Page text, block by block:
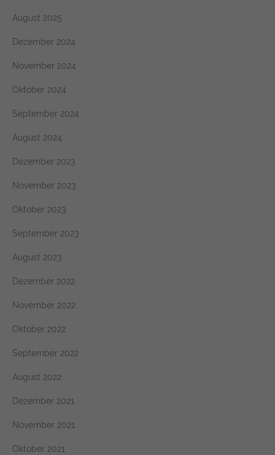
August 2025
Dezember 2024
November 2024
Oktober 2024
September 2024
August 2024
Dezember 2023
November 2023
Oktober 2023
September 2023
August 2023
Dezember 2022
November 2022
Oktober 2022
September 2022
August 2022
Dezember 2021
November 2021
Oktober 2021